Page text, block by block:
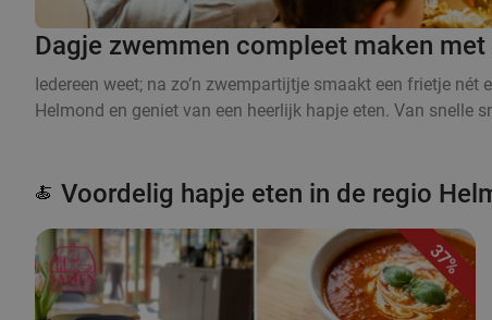
Dagje zwemmen compleet maken
Iedereen weet; na zo’n zwempartijtje smaakt een frietje
Helmond en geniet van een heerlijk hapje eten. Van snelle
🍝 Voordelig hapje eten in de regio
37%